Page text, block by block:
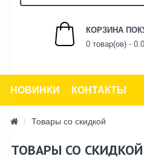
КОРЗИНА
0 товар(ов) -
НОВИНКИ КОНТАКТЫ
Товары со скидкой
ТОВАРЫ СО СКИДКОЙ